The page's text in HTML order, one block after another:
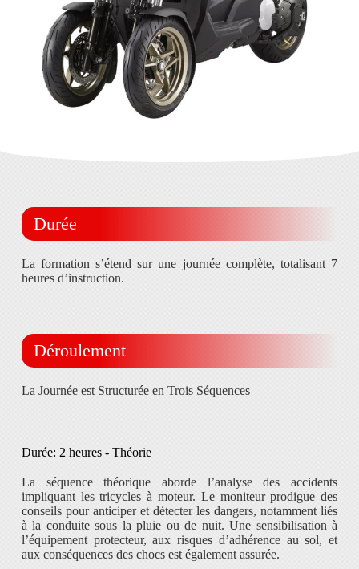
Durée
La formation s’étend sur une journée complète, totalisant 7
heures d’instruction.
Déroulement
La Journée est Structurée en Trois Séquences
Durée: 2 heures - Théorie
La séquence théorique aborde l’analyse des accidents
impliquant les tricycles à moteur. Le moniteur prodigue des
conseils pour anticiper et détecter les dangers, notamment liés
à la conduite sous la pluie ou de nuit. Une sensibilisation à
l’équipement protecteur, aux risques d’adhérence au sol, et
aux conséquences des chocs est également assurée.